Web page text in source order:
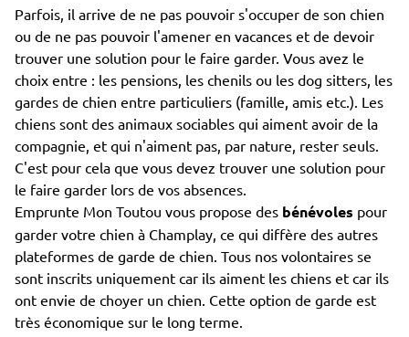
Parfois, il arrive de ne pas pouvoir s'occuper de son chien
ou de ne pas pouvoir l'amener en vacances et de devoir
trouver une solution pour le faire garder. Vous avez le
choix entre : les pensions, les chenils ou les dog sitters, les
gardes de chien entre particuliers (famille, amis etc.). Les
chiens sont des animaux sociables qui aiment avoir de la
compagnie, et qui n'aiment pas, par nature, rester seuls.
C'est pour cela que vous devez trouver une solution pour
le faire garder lors de vos absences.
Emprunte Mon Toutou vous propose des bénévoles pour
garder votre chien à Champlay, ce qui diffère des autres
plateformes de garde de chien. Tous nos volontaires se
sont inscrits uniquement car ils aiment les chiens et car ils
ont envie de choyer un chien. Cette option de garde est
très économique sur le long terme.